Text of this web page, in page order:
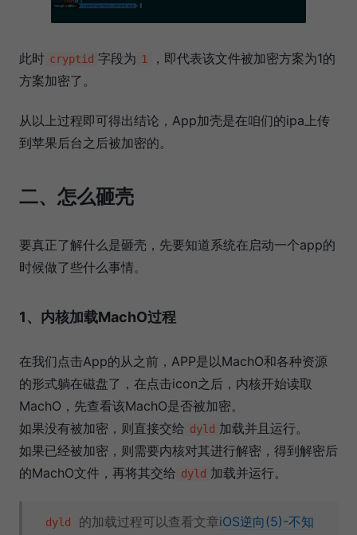
此时 cryptid 字段为 1
，即代表该文件被加密方案为1的
方案加密了。
从以上过程即可得出结论，App加壳是在咱们的ipa上传
到苹果后台之后被加密的。
二、怎么砸壳
要真正了解什么是砸壳，先要知道系统在启动一个app的
时候做了些什么事情。
1、内核加载MachO过程
在我们点击App的从之前，APP是以MachO和各种资源
的形式躺在磁盘了，在点击icon之后，内核开始读取
MachO，先查看该MachO是否被加密。
如果没有被加密，则直接交给 dyld 加载并且运行。
如果已经被加密，则需要内核对其进行解密，得到解密后
的MachO文件，再将其交给 dyld 加载并运行。
dyld 的加载过程可以查看文章iOS逆向(5)-不知